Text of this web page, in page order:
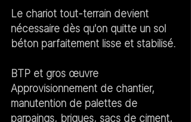
Le chariot tout-terrain devient
nécessaire dès qu'on quitte un sol
béton parfaitement lisse et stabilisé.
BTP et gros œuvre
Approvisionnement de chantier,
manutention de palettes de
parpaings, briques, sacs de ciment,